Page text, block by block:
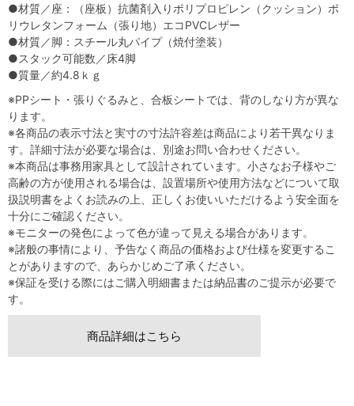
●材質／座：（座板）抗菌剤入りポリプロピレン（クッション）ポ
リウレタンフォーム（張り地）エコPVCレザー
●材質／脚：スチール丸パイプ（焼付塗装）
●スタック可能数／床4脚
●質量／約4.8ｋｇ
※PPシート・張りぐるみと、合板シートでは、背のしなり方が異な
ります。
※各商品の表示寸法と実寸の寸法許容差は商品により若干異なりま
す。詳細寸法が必要な場合は、別途お問い合わせください。
※本商品は事務用家具として設計されています。小さなお子様やご
高齢の方が使用される場合は、設置場所や使用方法などについて取
扱説明書をよくお読みの上、正しくお使いいただけるよう安全面を
十分にご確認ください。
※モニターの発色によって色が違って見える場合があります。
※諸般の事情により、予告なく商品の価格および仕様を変更するこ
とがありますので、あらかじめご了承ください。
※保証を受ける際にはご購入明細書または納品書のご提示が必要で
す。
商品詳細はこちら